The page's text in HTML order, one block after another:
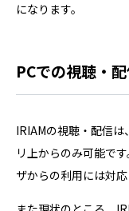
になります。
PCでの視聴・
IRIAMの視聴・配信
リ上からのみ可能で
ザからの利用には対応